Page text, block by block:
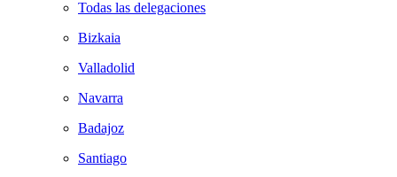
Todas las delegaciones
Bizkaia
Valladolid
Navarra
Badajoz
Santiago